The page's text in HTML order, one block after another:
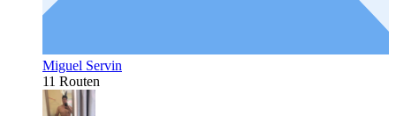
Miguel Servin
11 Routen